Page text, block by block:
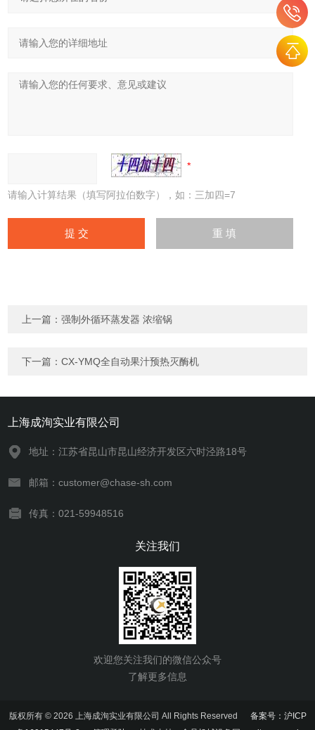
请输入计算结果（填写阿拉伯数字），如：三加四=7
上一篇：强制外循环蒸发器 浓缩锅
下一篇：CX-YMQ全自动果汁预热灭酶机
上海成洵实业有限公司
地址：江苏省昆山市昆山经济开发区六时泾路18号
邮箱：customer@chase-sh.com
传真：021-59948516
关注我们
欢迎您关注我们的微信公众号
了解更多信息
版权所有 © 2026 上海成洵实业有限公司 All Rights Reserved 备案号：沪ICP